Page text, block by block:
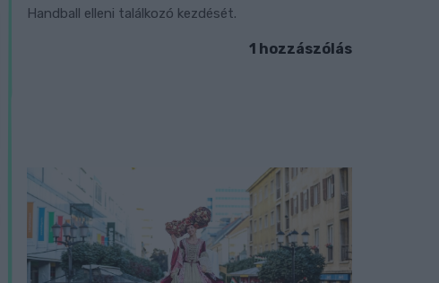
Handball elleni találkozó kezdését.
1 hozzászólás